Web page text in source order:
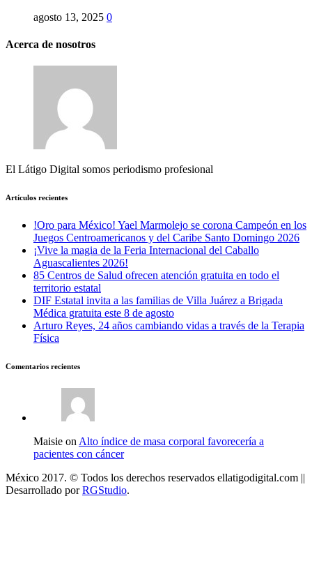
agosto 13, 2025 0
Acerca de nosotros
El Látigo Digital somos periodismo profesional
Artículos recientes
!Oro para México! Yael Marmolejo se corona Campeón en los
Juegos Centroamericanos y del Caribe Santo Domingo 2026
¡Vive la magia de la Feria Internacional del Caballo
Aguascalientes 2026!
85 Centros de Salud ofrecen atención gratuita en todo el
territorio estatal
DIF Estatal invita a las familias de Villa Juárez a Brigada
Médica gratuita este 8 de agosto
Arturo Reyes, 24 años cambiando vidas a través de la Terapia
Física
Comentarios recientes
Maisie on Alto índice de masa corporal favorecería a
pacientes con cáncer
México 2017. © Todos los derechos reservados ellatigodigital.com ||
Desarrollado porRGStudio.